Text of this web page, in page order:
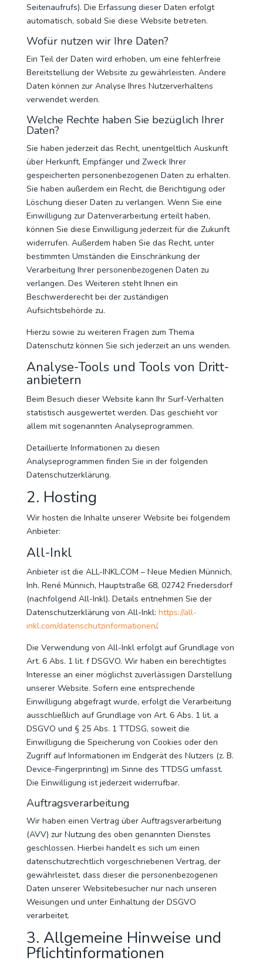
Seitenaufrufs). Die Erfassung dieser Daten erfolgt
automatisch, sobald Sie diese Website betreten.
Wofür nutzen wir Ihre Daten?
Ein Teil der Daten wird erhoben, um eine fehlerfreie
Bereitstellung der Website zu gewährleisten. Andere
Daten können zur Analyse Ihres Nutzerverhaltens
verwendet werden.
Welche Rechte haben Sie bezüglich Ihrer
Daten?
Sie haben jederzeit das Recht, unentgeltlich Auskunft
über Herkunft, Empfänger und Zweck Ihrer
gespeicherten personenbezogenen Daten zu erhalten.
Sie haben außerdem ein Recht, die Berichtigung oder
Löschung dieser Daten zu verlangen. Wenn Sie eine
Einwilligung zur Datenverarbeitung erteilt haben,
können Sie diese Einwilligung jederzeit für die Zukunft
widerrufen. Außerdem haben Sie das Recht, unter
bestimmten Umständen die Einschränkung der
Verarbeitung Ihrer personenbezogenen Daten zu
verlangen. Des Weiteren steht Ihnen ein
Beschwerderecht bei der zuständigen
Aufsichtsbehörde zu.
Hierzu sowie zu weiteren Fragen zum Thema
Datenschutz können Sie sich jederzeit an uns wenden.
Analyse-Tools und Tools von Dritt­
anbietern
Beim Besuch dieser Website kann Ihr Surf-Verhalten
statistisch ausgewertet werden. Das geschieht vor
allem mit sogenannten Analyseprogrammen.
Detaillierte Informationen zu diesen
Analyseprogrammen finden Sie in der folgenden
Datenschutzerklärung.
2. Hosting
Wir hosten die Inhalte unserer Website bei folgendem
Anbieter:
All-Inkl
Anbieter ist die ALL-INKL.COM – Neue Medien Münnich,
Inh. René Münnich, Hauptstraße 68, 02742 Friedersdorf
(nachfolgend All-Inkl). Details entnehmen Sie der
Datenschutzerklärung von All-Inkl: https://all-
inkl.com/datenschutzinformationen/.
Die Verwendung von All-Inkl erfolgt auf Grundlage von
Art. 6 Abs. 1 lit. f DSGVO. Wir haben ein berechtigtes
Interesse an einer möglichst zuverlässigen Darstellung
unserer Website. Sofern eine entsprechende
Einwilligung abgefragt wurde, erfolgt die Verarbeitung
ausschließlich auf Grundlage von Art. 6 Abs. 1 lit. a
DSGVO und § 25 Abs. 1 TTDSG, soweit die
Einwilligung die Speicherung von Cookies oder den
Zugriff auf Informationen im Endgerät des Nutzers (z. B.
Device-Fingerprinting) im Sinne des TTDSG umfasst.
Die Einwilligung ist jederzeit widerrufbar.
Auftragsverarbeitung
Wir haben einen Vertrag über Auftragsverarbeitung
(AVV) zur Nutzung des oben genannten Dienstes
geschlossen. Hierbei handelt es sich um einen
datenschutzrechtlich vorgeschriebenen Vertrag, der
gewährleistet, dass dieser die personenbezogenen
Daten unserer Websitebesucher nur nach unseren
Weisungen und unter Einhaltung der DSGVO
verarbeitet.
3. Allgemeine Hinweise und
Pflicht­informationen